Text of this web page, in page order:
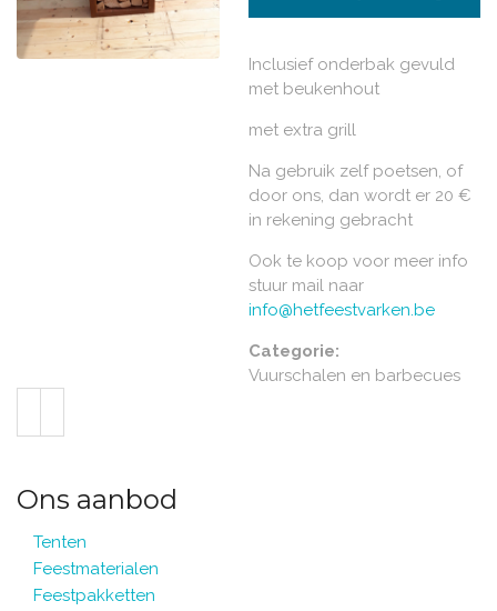
Inclusief onderbak gevuld
met beukenhout
met extra grill
Na gebruik zelf poetsen, of
door ons, dan wordt er 20 €
in rekening gebracht
Ook te koop voor meer info
stuur mail naar
info@hetfeestvarken.be
Categorie:
Vuurschalen en barbecues
Ons aanbod
Tenten
Feestmaterialen
Feestpakketten